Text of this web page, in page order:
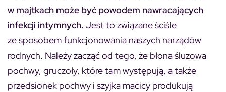
w majtkach może być powodem nawracających
infekcji intymnych. Jest to związane ściśle
ze sposobem funkcjonowania naszych narządów
rodnych. Należy zacząć od tego, że błona śluzowa
pochwy, gruczoły, które tam występują, a także
przedsionek pochwy i szyjka macicy produkują